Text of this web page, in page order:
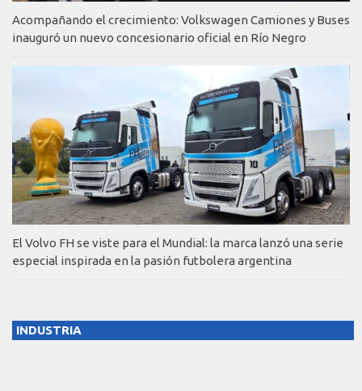
Acompañando el crecimiento: Volkswagen Camiones y Buses
inauguró un nuevo concesionario oficial en Río Negro
El Volvo FH se viste para el Mundial: la marca lanzó una serie
especial inspirada en la pasión futbolera argentina
INDUSTRIA